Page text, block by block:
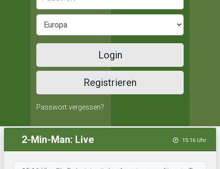
Login
Registrieren
Passwort vergessen?
2-Min-Man: Live 15:16 Uhr